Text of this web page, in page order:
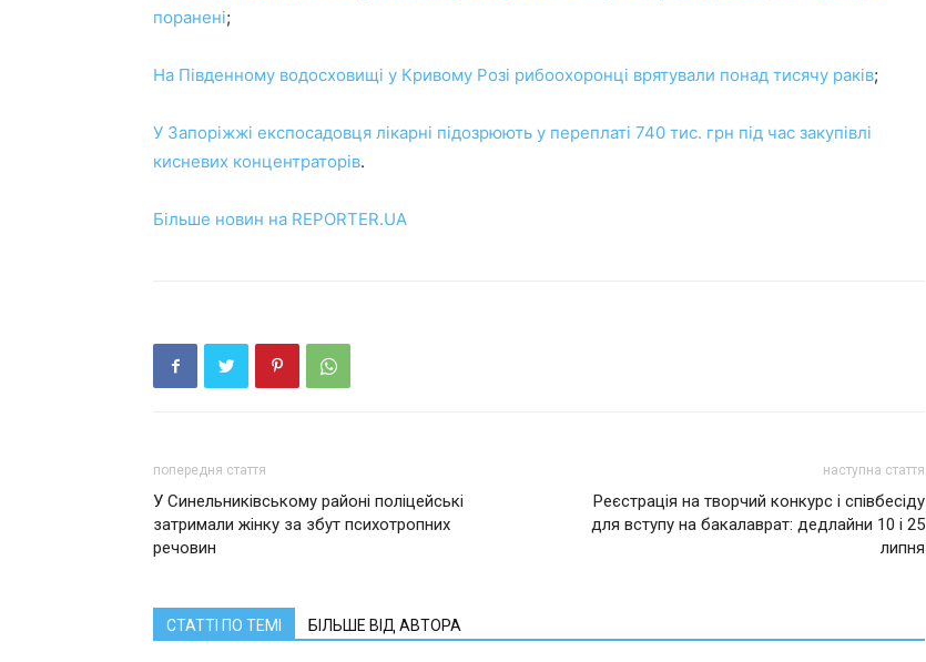
поранені;
На Південному водосховищі у Кривому Розі рибоохоронці врятували понад тисячу раків;
У Запоріжжі експосадовця лікарні підозрюють у переплаті 740 тис. грн під час закупівлі
кисневих концентраторів.
Більше новин на REPORTER.UA
попередня стаття
У Синельниківському районі поліцейські
затримали жінку за збут психотропних
речовин
наступна стаття
Реєстрація на творчий конкурс і співбесіду
для вступу на бакалаврат: дедлайни 10 і 25
липня
СТАТТІ ПО ТЕМІ БІЛЬШЕ ВІД АВТОРА